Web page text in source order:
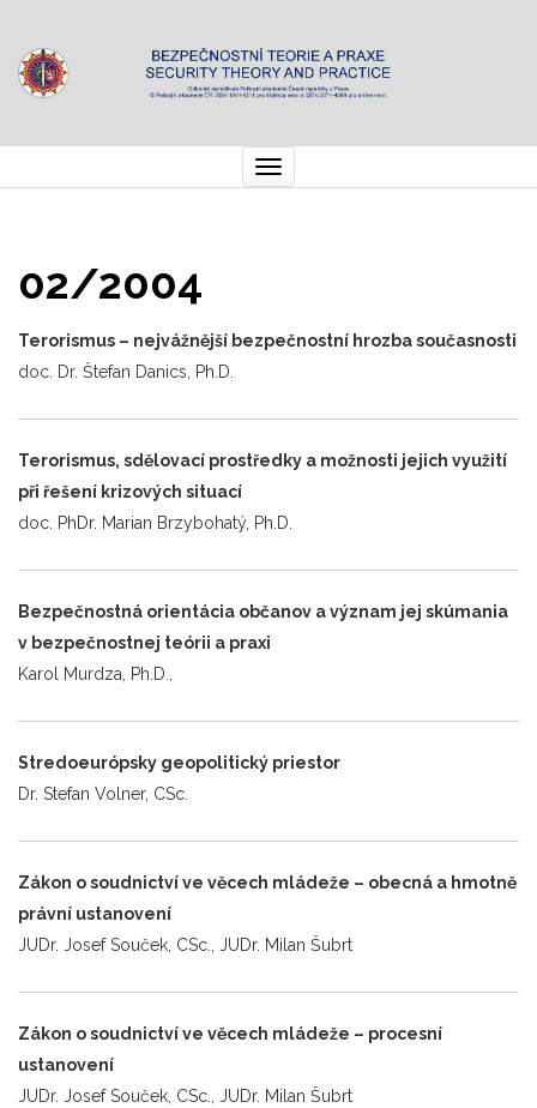
Toggle
navigation
02/2004
Terorismus – nejvážnější bezpečnostní hrozba současnosti
doc. Dr. Štefan Danics, Ph.D.
Terorismus, sdělovací prostředky a možnosti jejich využití
při řešení krizových situací
doc. PhDr. Marian Brzybohatý, Ph.D.
Bezpečnostná orientácia občanov a význam jej skúmania
v bezpečnostnej teórii a praxi
Karol Murdza, Ph.D.,
Stredoeurópsky geopolitický priestor
Dr. Stefan Volner, CSc.
Zákon o soudnictví ve věcech mládeže – obecná a hmotně
právní ustanovení
JUDr. Josef Souček, CSc., JUDr. Milan Šubrt
Zákon o soudnictví ve věcech mládeže – procesní
ustanovení
JUDr. Josef Souček, CSc., JUDr. Milan Šubrt